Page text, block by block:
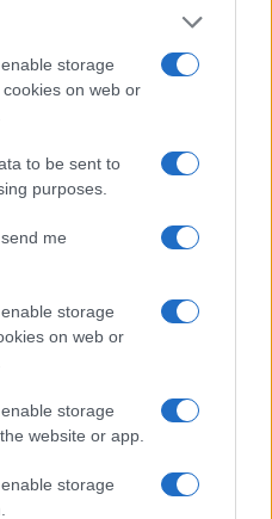
storage
on web or
to be sent to
purposes.
me
storage
on web or
storage
website or app.
storage
trama, cast e